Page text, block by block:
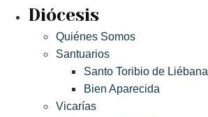
Diócesis
Quiénes Somos
Santuarios
Santo Toribio de Liébana
Bien Aparecida
Vicarías